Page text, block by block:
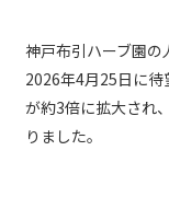
神戸布引ハーブ園の
2026年4月25日に待
が約3倍に拡大され
りました。